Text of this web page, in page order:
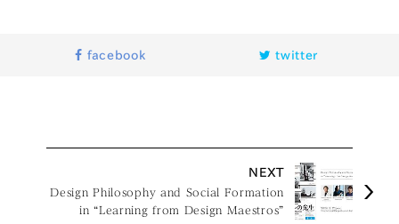
facebook twitter
NEXT
Design Philosophy and Social Formation
in “Learning from Design Maestros”